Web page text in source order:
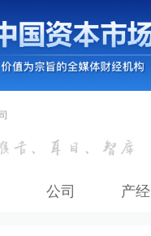
公司 产经